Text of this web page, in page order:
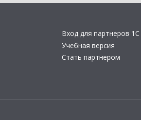
Вход для партнеров 1С
Учебная версия
Стать партнером